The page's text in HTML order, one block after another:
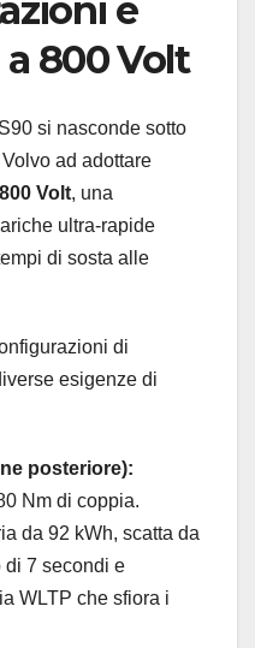
e
800 Volt
si nasconde sotto
ad adottare
Volt, una
ultra-rapide
di sosta alle
di
esigenze di
posteriore):
Nm di coppia.
da 92 kWh, scatta da
di 7 secondi e
WLTP che sfiora i